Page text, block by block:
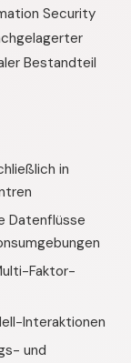
Security
Bestandteil
in
Datenflüsse
Faktor-
Interaktionen
und